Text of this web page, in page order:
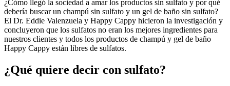
¿Cómo llegó la sociedad a amar los productos sin sulfato y por qué
debería buscar un champú sin sulfato y un gel de baño sin sulfato?
El Dr. Eddie Valenzuela y Happy Cappy hicieron la investigación y
concluyeron que los sulfatos no eran los mejores ingredientes para
nuestros clientes y todos los productos de champú y gel de baño
Happy Cappy están libres de sulfatos.
¿Qué quiere decir con sulfato?